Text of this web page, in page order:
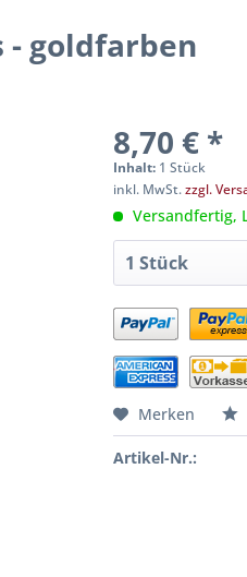
- goldfarben
8,70 € *
Inhalt: 1 Stück
inkl. MwSt.zzgl.
Versandfertig,
Merken
Artikel-Nr.: